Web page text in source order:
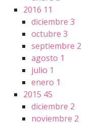
2016 11
diciembre 3
octubre 3
septiembre 2
agosto 1
julio 1
enero 1
2015 45
diciembre 2
noviembre 2